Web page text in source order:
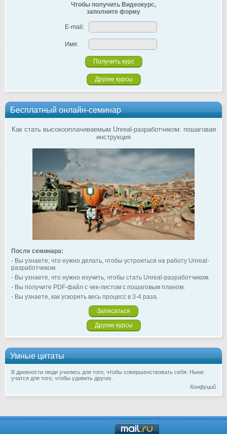
Чтобы получить Видеокурс,
заполните форму
E-mail:
Имя:
Другие курсы
Бесплатный онлайн-семинар
Как стать высокооплачиваемым Unreal-разработчиком: пошаговая
инструкция
После семинара:
- Вы узнаете, что нужно делать, чтобы устроиться на работу Unreal-
разработчиком.
- Вы узнаете, что нужно изучить, чтобы стать Unreal-разработчиком.
- Вы получите PDF-файл с чек-листом с пошаговым планом.
- Вы узнаете, как ускорить весь процесс в 3-4 раза.
Записаться
Другие курсы
Умные цитаты
В древности люди учились для того, чтобы совершенствовать себя. Ныне
учатся для того, чтобы удивить других.
Конфуций